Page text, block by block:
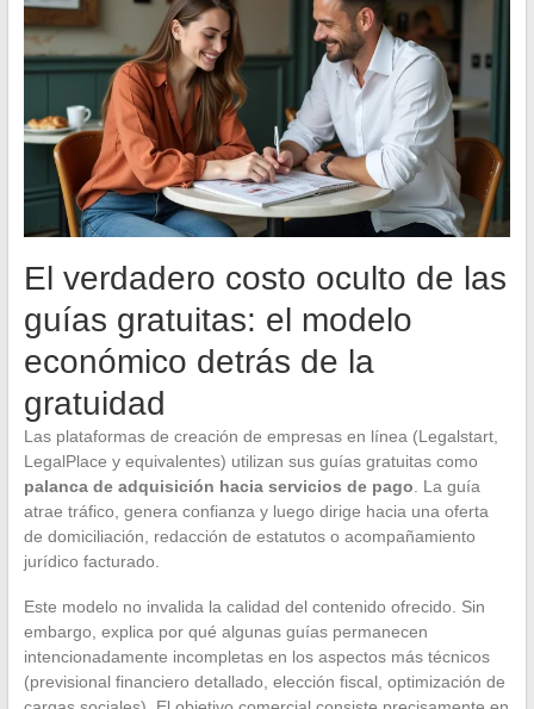
El verdadero costo oculto de las
guías gratuitas: el modelo
económico detrás de la
gratuidad
Las plataformas de creación de empresas en línea (Legalstart,
LegalPlace y equivalentes) utilizan sus guías gratuitas como
palanca de adquisición hacia servicios de pago . La guía
atrae tráfico, genera confianza y luego dirige hacia una oferta
de domiciliación, redacción de estatutos o acompañamiento
jurídico facturado.
Este modelo no invalida la calidad del contenido ofrecido. Sin
embargo, explica por qué algunas guías permanecen
intencionadamente incompletas en los aspectos más técnicos
(previsional financiero detallado, elección fiscal, optimización de